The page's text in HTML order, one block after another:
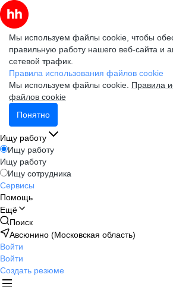
Мы используем файлы cookie, чтобы
правильную работу нашего веб-сайта и
сетевой трафик.
Правила использования файлов cookie
Мы используем файлы cookie. Правила
файлов cookie
Понятно
Ищу работу
Ищу работу
Ищу работу
Ищу сотрудника
Сервисы
Помощь
Ещё
Поиск
Авсюнино (Московская область)
Войти
Войти
Создать резюме